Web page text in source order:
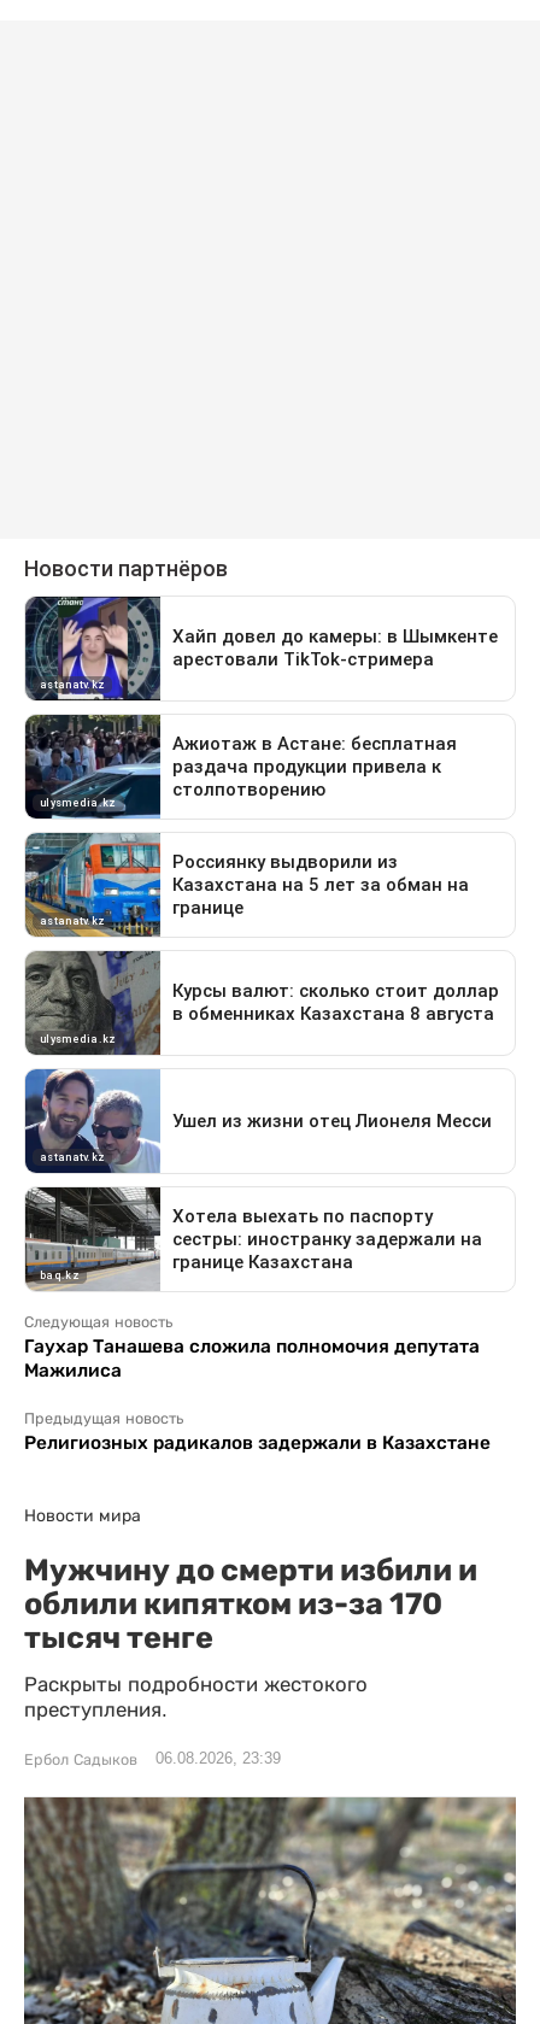
Следующая новость
Гаухар Танашева сложила полномочия депутата
Мажилиса
Предыдущая новость
Религиозных радикалов задержали в Казахстане
Новости мира
Мужчину до смерти избили и
облили кипятком из-за 170
тысяч тенге
Раскрыты подробности жестокого
преступления.
Ербол Садыков 06.08.2026, 23:39